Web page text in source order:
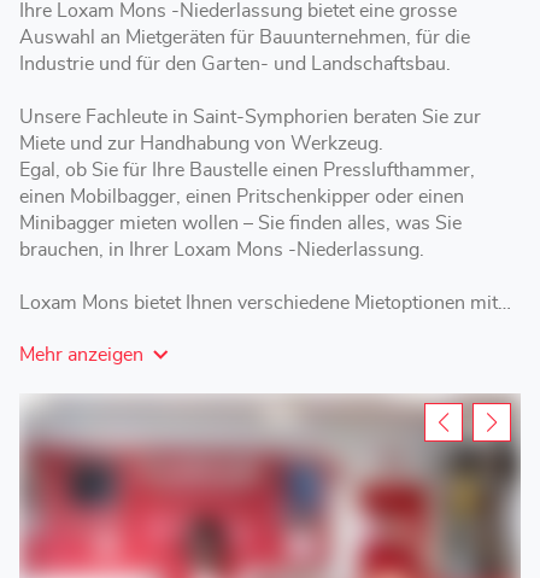
Ihre Loxam Mons -Niederlassung bietet eine grosse
Auswahl an Mietgeräten für Bauunternehmen, für die
Industrie und für den Garten- und Landschaftsbau.
Unsere Fachleute in Saint-Symphorien beraten Sie zur
Miete und zur Handhabung von Werkzeug.
Egal, ob Sie für Ihre Baustelle einen Presslufthammer,
einen Mobilbagger, einen Pritschenkipper oder einen
Minibagger mieten wollen – Sie finden alles, was Sie
brauchen, in Ihrer Loxam Mons -Niederlassung.
Loxam Mons bietet Ihnen verschiedene Mietoptionen mit
Anforderungen.
eine Arbeitsbühne oder einen Anhänger inSaint-
Symphorien zu mieten.
Mehr anzeigen